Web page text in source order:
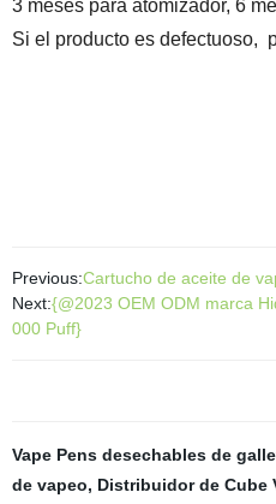
3 meses para atomizador, 6
Si el producto es defectuoso,
Previous:Cartucho de aceite de
Next:{@2023 OEM ODM marca
000 Puff}
Vape Pens desechables de
de vapeo, Distribuidor de Cube